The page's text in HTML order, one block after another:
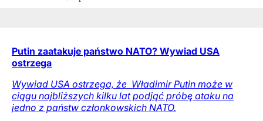
Putin zaatakuje państwo NATO? Wywiad USA
ostrzega
Wywiad USA ostrzega, że ​ Władimir Putin może w
ciągu najbliższych kilku lat podjąć próbę ataku na
jedno z państw członkowskich NATO.